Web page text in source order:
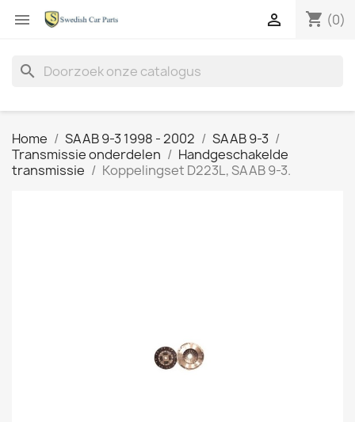
 shopping_cart (0)

search
Home SAAB 9-3 1998 - 2002
SAAB 9-3
Transmissie onderdelen
Handgeschakelde
transmissie
Koppelingset D223L, SAAB 9-3.